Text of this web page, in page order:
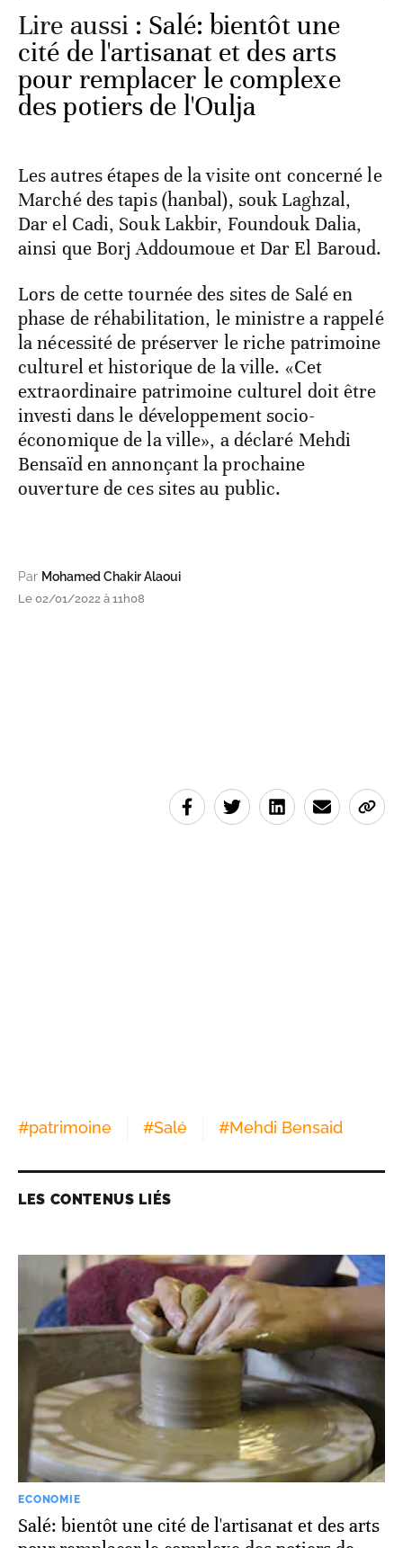
Lire aussi : Salé: bientôt une
cité de l'artisanat et des arts
pour remplacer le complexe
des potiers de l'Oulja
Les autres étapes de la visite ont concerné le
Marché des tapis (hanbal), souk Laghzal,
Dar el Cadi, Souk Lakbir, Foundouk Dalia,
ainsi que Borj Addoumoue et Dar El Baroud.
Lors de cette tournée des sites de Salé en
phase de réhabilitation, le ministre a rappelé
la nécessité de préserver le riche patrimoine
culturel et historique de la ville. «Cet
extraordinaire patrimoine culturel doit être
investi dans le développement socio-
économique de la ville», a déclaré Mehdi
Bensaïd en annonçant la prochaine
ouverture de ces sites au public.
Par Mohamed Chakir Alaoui
Le 02/01/2022 à 11h08
#patrimoine #Salé #Mehdi Bensaid
LES CONTENUS LIÉS
ECONOMIE
Salé: bientôt une cité de l'artisanat et des arts